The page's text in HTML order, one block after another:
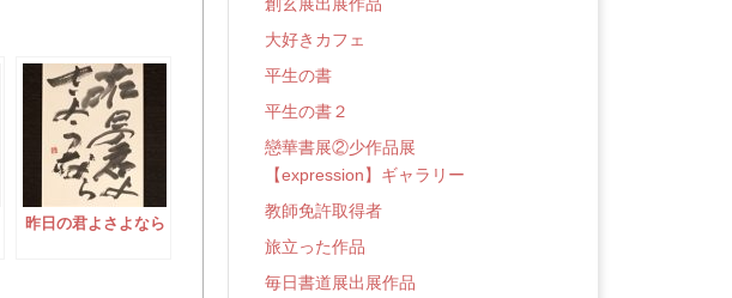
昨日の君よさよなら
大好きカフェ
平生の書
平生の書２
戀華書展②少作品展
【expression】ギャラリー
教師免許取得者
旅立った作品
毎日書道展出展作品